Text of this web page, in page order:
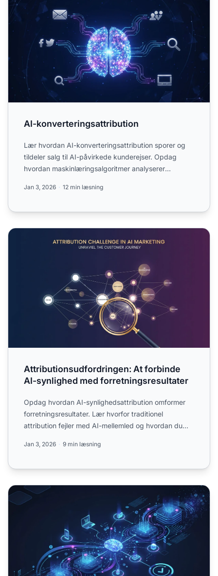
AI-konverteringsattribution
Lær hvordan AI-konverteringsattribution sporer og
tildeler salg til AI-påvirkede kunderejser. Opdag
hvordan maskinlæringsalgoritmer analyserer
Jan 3, 2026 12 min læsning
Attributionsudfordringen: At forbinde AI-synlighed med
Attributionsudfordringen: At forbinde
AI-synlighed med forretningsresultater
Opdag hvordan AI-synlighedsattribution omformer
forretningsresultater. Lær hvorfor traditionel
attribution fejler med AI-mellemled og hvordan du
Jan 3, 2026 9 min læsning
AI-synligheds-attributionsmodel